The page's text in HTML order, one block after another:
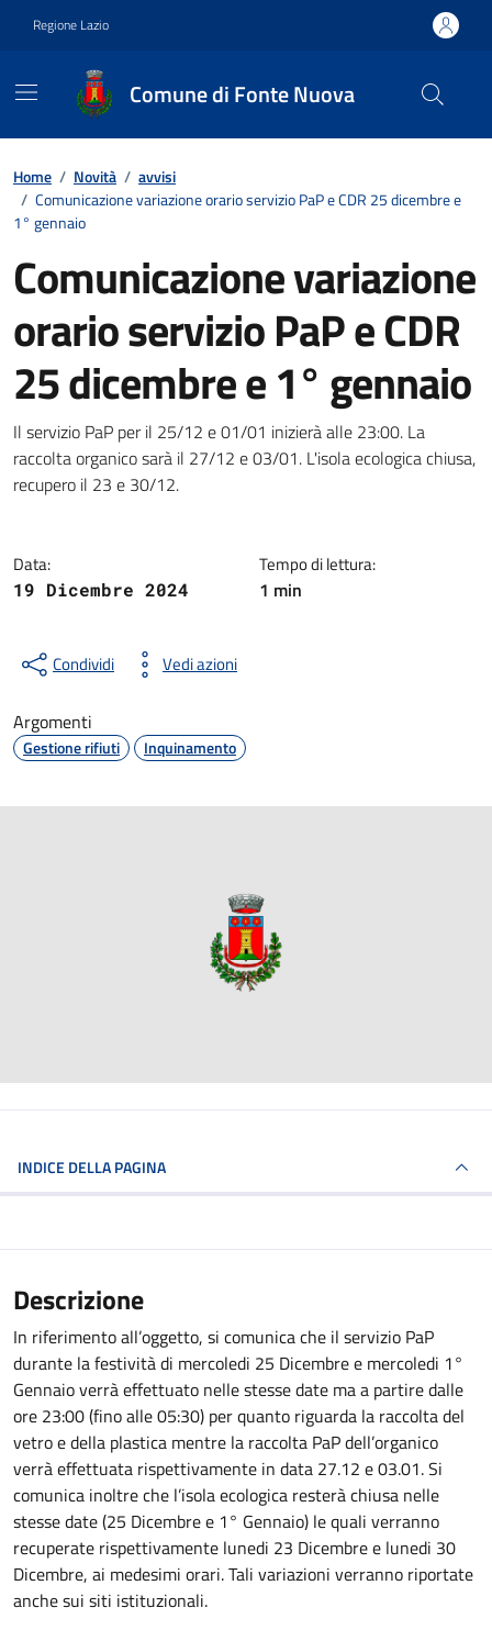
Regione Lazio
Comune di Fonte Nuova
Contenuti in evidenza
Home / Novità / avvisi
/ Comunicazione variazione orario servizio PaP e CDR 25 dicembre e
1° gennaio
Comunicazione variazione
orario servizio PaP e CDR
25 dicembre e 1° gennaio
Dettagli della notizia
Il servizio PaP per il 25/12 e 01/01 inizierà alle 23:00. La
raccolta organico sarà il 27/12 e 03/01. L'isola ecologica chiusa,
recupero il 23 e 30/12.
Data:
19 Dicembre 2024
Tempo di lettura:
1 min
Condividi Vedi azioni
Argomenti
Gestione rifiuti Inquinamento
INDICE DELLA PAGINA
Descrizione
In riferimento all’oggetto, si comunica che il servizio PaP
durante la festività di mercoledi 25 Dicembre e mercoledi 1°
Gennaio verrà effettuato nelle stesse date ma a partire dalle
ore 23:00 (fino alle 05:30) per quanto riguarda la raccolta del
vetro e della plastica mentre la raccolta PaP dell’organico
verrà effettuata rispettivamente in data 27.12 e 03.01. Si
comunica inoltre che l’isola ecologica resterà chiusa nelle
stesse date (25 Dicembre e 1° Gennaio) le quali verranno
recuperate rispettivamente lunedi 23 Dicembre e lunedi 30
Dicembre, ai medesimi orari. Tali variazioni verranno riportate
anche sui siti istituzionali.